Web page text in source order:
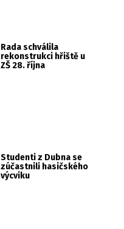
Rada schválila
rekonstrukci hřiště u
ZŠ 28. října
Studenti z Dubna se
zúčastnili hasičského
výcviku